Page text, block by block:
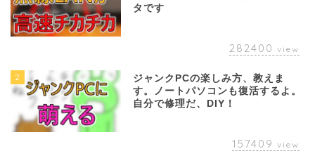
タです
282400 view
2
ジャンクPCの楽しみ方、教えま
す。ノートパソコンも復活するよ。
自分で修理だ、DIY！
157409 view